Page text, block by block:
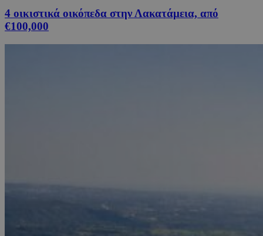
4 οικιστικά οικόπεδα στην Λακατάμεια, από
€100,000